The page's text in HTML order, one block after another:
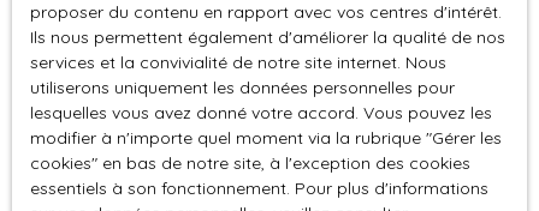
Loué
F3 lumineux en 1er et dernier étage d'une
maison
3pièces 55.25m²
Kirschnaumen 57480
proposer du contenu en rapport avec vos centres d'intérêt.
Ils nous permettent également d'améliorer la qualité de nos
services et la convivialité de notre site internet. Nous
utiliserons uniquement les données personnelles pour
lesquelles vous avez donné votre accord. Vous pouvez les
modifier à n'importe quel moment via la rubrique ″Gérer les
cookies″ en bas de notre site, à l'exception des cookies
essentiels à son fonctionnement. Pour plus d'informations